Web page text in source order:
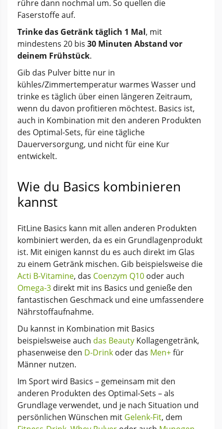
rühre dann nochmal um. So quellen die
Faserstoffe auf.
Trinke das Getränk täglich 1 Mal, mit
mindestens 20 bis 30 Minuten Abstand vor
deinem Frühstück.
Gib das Pulver bitte nur in
kühles/Zimmertemperatur warmes Wasser und
trinke es täglich über einen längeren Zeitraum,
wenn du davon profitieren möchtest. Basics ist,
auch in Kombination mit den anderen Produkten
des Optimal-Sets, für eine tägliche
Dauerversorgung, und nicht für eine Kur
entwickelt.
Wie du Basics kombinieren
kannst
FitLine Basics kann mit allen anderen Produkten
kombiniert werden, da es ein Grundlagenprodukt
ist. Mit einigen kannst du es auch direkt im Glas
zu einem Getränk mischen. Gib beispielsweise die
Acti B-Vitamine, das Coenzym Q10 oder auch
Omega-3 direkt mit ins Basics und genieße den
fantastischen Geschmack und eine umfassendere
Nährstoffaufnahme.
Du kannst in Kombination mit Basics
beispielsweise auch das Beauty Kollagengetränk,
phasenweise den D-Drink oder das Men+für
Männer nutzen.
Im Sport wird Basics – gemeinsam mit den
anderen Produkten des Optimal-Sets – als
Grundlage verwendet, und je nach Situation und
persönlichen Wünschen mit Gelenk-Fit, dem